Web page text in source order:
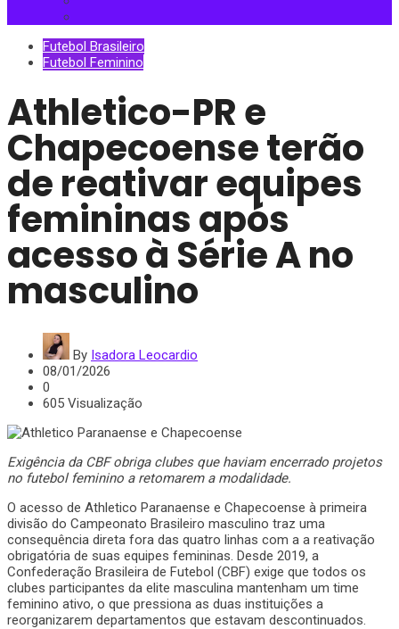
Futebol Brasileiro
Futebol Feminino
Athletico-PR e
Chapecoense terão
de reativar equipes
femininas após
acesso à Série A no
masculino
By Isadora Leocardio
08/01/2026
0
605 Visualização
Exigência da CBF obriga clubes que haviam encerrado projetos
no futebol feminino a retomarem a modalidade.
O acesso de Athletico Paranaense e Chapecoense à primeira
divisão do Campeonato Brasileiro masculino traz uma
consequência direta fora das quatro linhas com a a reativação
obrigatória de suas equipes femininas. Desde 2019, a
Confederação Brasileira de Futebol (CBF) exige que todos os
clubes participantes da elite masculina mantenham um time
feminino ativo, o que pressiona as duas instituições a
reorganizarem departamentos que estavam descontinuados.